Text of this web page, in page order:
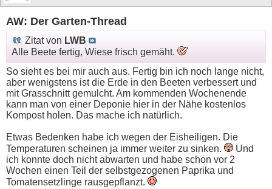
AW: Der Garten-Thread
Zitat von LWB
Alle Beete fertig, Wiese frisch gemäht.
So sieht es bei mir auch aus. Fertig bin ich noch lange nicht,
aber wenigstens ist die Erde in den Beeten verbessert und
mit Grasschnitt gemulcht. Am kommenden Wochenende
kann man von einer Deponie hier in der Nähe kostenlos
Kompost holen. Das mache ich natürlich.
Etwas Bedenken habe ich wegen der Eisheiligen. Die
Temperaturen scheinen ja immer weiter zu sinken.
Und
ich konnte doch nicht abwarten und habe schon vor 2
Wochen einen Teil der selbstgezogenen Paprika und
Tomatensetzlinge rausgepflanzt.